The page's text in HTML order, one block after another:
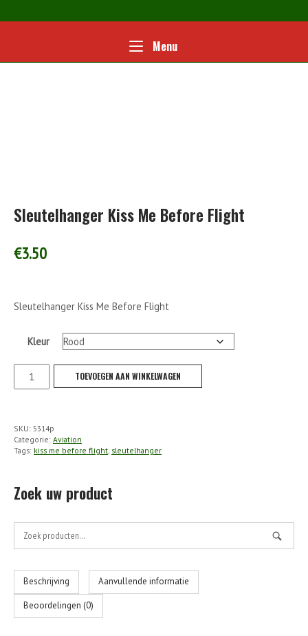
naar
Home
MenuMenu
Sleutelhanger Kiss Me Before Flight
€3.50
Sleutelhanger Kiss Me Before Flight
Kleur
Sleutelhanger
Kiss
Flight
aantal
TOEVOEGEN AAN WINKELWAGEN
SKU: 5314p
Categorie: Aviation
Tags: kiss me before flight sleutelhanger
Zoek uw product
Zoek
naar:
Beschrijving Aanvullende informatie
Beoordelingen (0)